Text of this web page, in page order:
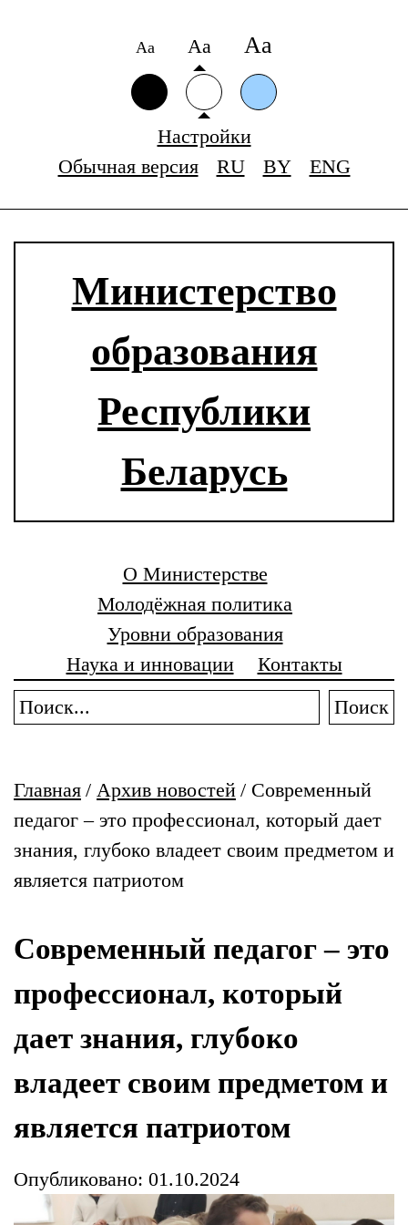
Аа Аа Аа
Настройки
Обычная версия
RU BY ENG
Министерство
образования
Республики
Беларусь
О Министерстве
Молодёжная политика
Уровни образования
Наука и инновации
Контакты
Поиск
Главная / Архив новостей / Современный
педагог – это профессионал, который дает
знания, глубоко владеет своим предметом и
является патриотом
Современный педагог – это
профессионал, который
дает знания, глубоко
владеет своим предметом и
является патриотом
Опубликовано: 01.10.2024